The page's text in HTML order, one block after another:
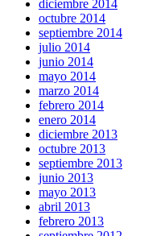
diciembre 2014
octubre 2014
septiembre 2014
julio 2014
junio 2014
mayo 2014
marzo 2014
febrero 2014
enero 2014
diciembre 2013
octubre 2013
septiembre 2013
junio 2013
mayo 2013
abril 2013
febrero 2013